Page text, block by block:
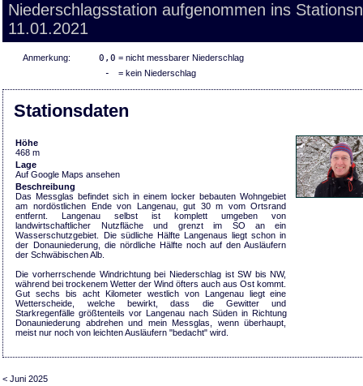
Niederschlagsstation aufgenommen ins
11.01.2021
Anmerkung: 0,0 = nicht messbarer Niederschlag
- = kein Niederschlag
Stationsdaten
Höhe
468 m
Lage
Auf Google Maps ansehen
Beschreibung
Das Messglas befindet sich in einem locker bebauten Wohngebiet
am nordöstlichen Ende von Langenau, gut 30 m vom Ortsrand
entfernt. Langenau selbst ist komplett umgeben von
landwirtschaftlicher Nutzfläche und grenzt im SO an ein
Wasserschutzgebiet. Die südliche Hälfte Langenaus liegt schon in
der Donauniederung, die nördliche Hälfte noch auf den Ausläufern
der Schwäbischen Alb.
Die vorherrschende Windrichtung bei Niederschlag ist SW bis NW,
während bei trockenem Wetter der Wind öfters auch aus Ost kommt.
Gut sechs bis acht Kilometer westlich von Langenau liegt eine
Wetterscheide, welche bewirkt, dass die Gewitter und
Starkregenfälle größtenteils vor Langenau nach Süden in Richtung
Donauniederung abdrehen und mein Messglas, wenn überhaupt,
meist nur noch von leichten Ausläufern "bedacht" wird.
< Juni 2025